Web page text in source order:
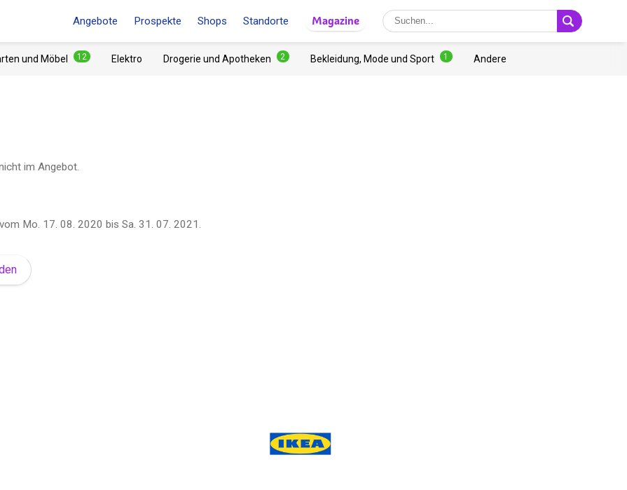
Angebote Prospekte Shops Standorte Magazine
und Möbel 12 Elektro Drogerie und Apotheken 2 Bekleidung, Mode und Sport 1 Andere
im Angebot.
vom Mo. 17. 08. 2020 bis Sa. 31. 07. 2021 .